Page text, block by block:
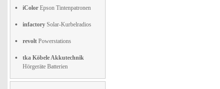
iColor Epson Tintenpatronen
infactory Solar-Kurbelradios
revolt Powerstations
tka Köbele Akkutechnik
Hörgeräte Batterien